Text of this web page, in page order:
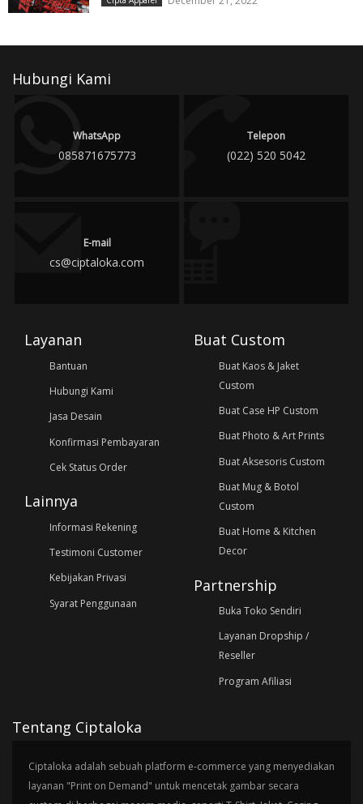
Hubungi Kami
WhatsApp
085871675773
Telepon
(022) 520 5042
E-mail
cs@ciptaloka.com
Layanan
Bantuan
Hubungi Kami
Jasa Desain
Konfirmasi Pembayaran
Cek Status Order
Lainnya
Informasi Rekening
Testimoni Customer
Kebijakan Privasi
Syarat Penggunaan
Buat Custom
Buat Kaos & Jaket
Custom
Buat Case HP Custom
Buat Photo & Art Prints
Buat Aksesoris Custom
Buat Mug & Botol
Custom
Buat Home & Kitchen
Decor
Partnership
Buka Toko Sendiri
Layanan Dropship /
Reseller
Program Afiliasi
Tentang Ciptaloka
Ciptaloka adalah sebuah platform e-commerce yang menyediakan
layanan "Print on Demand" untuk mencetak gambar secara